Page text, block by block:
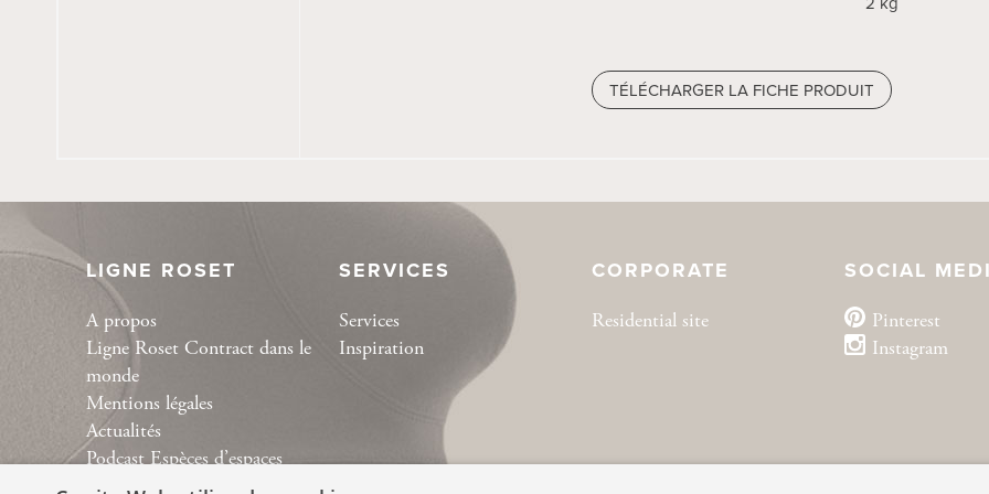
TÉLÉCHARGER LA FICHE PRODUIT
TÉLÉCHARGER LA FICHE PRODUIT
LIGNE ROSET
A propos
Ligne Roset Contract dans le
monde
Mentions légales
Actualités
Podcast Espèces d’espaces
Collection
SERVICES
Services
Inspiration
CORPORATE
Residential site
SOCIAL
Pinterest
Instagram